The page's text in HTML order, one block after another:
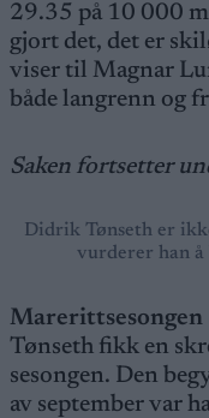
29.35 på 10 000
gjort det, det er
viser til Magnar
både langrenn og
Saken fortsetter
Didrik Tønseth er
vurderer han
Marerittsesongen
Tønseth fikk en
sesongen. Den
av september var